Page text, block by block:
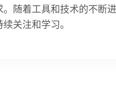
随着工具和技术的不断
关注和学习。